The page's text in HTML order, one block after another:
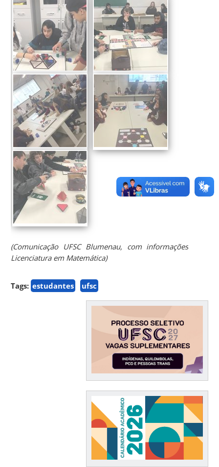
(Comunicação UFSC Blumenau, com informações
Licenciatura em Matemática)
Tags: estudantes ufsc